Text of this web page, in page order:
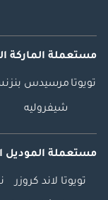
مستعملة الماركة
تويوتا مرسيدس بنز
شيفروليه
مستعملة الموديل
تويوتا لاند كروزر